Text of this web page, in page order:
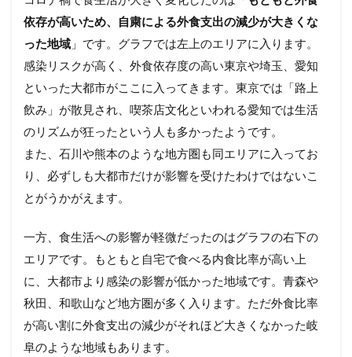
依存が高いため、自粛による外食支出の減少が大きくな
った地域 」です。グラフでは左上のエリアに入ります。
感染リスクが高く、外食依存度の高い東京や埼玉、愛知
といった大都市がここに入ってきます。東京では「路上
飲み」が散見され、喫茶店文化といわれる愛知では生活
のリズムが狂ったという人も多かったようです。
また、石川や熊本のような地方圏も同エリアに入ってお
り、必ずしも大都市だけが影響を受けたわけではないこ
とがうかがえます。
一方、食生活への影響が軽微だったのはグラフの右下の
エリアです。もともと自宅で食べる内食比率が高い上
に、大都市より感染の影響が低かった地域です。青森や
秋田、和歌山など地方圏が多く入ります。ただ外食比率
が高い割に外食支出の減少がそれほど大きくなかった岐
阜のような地域もあります。